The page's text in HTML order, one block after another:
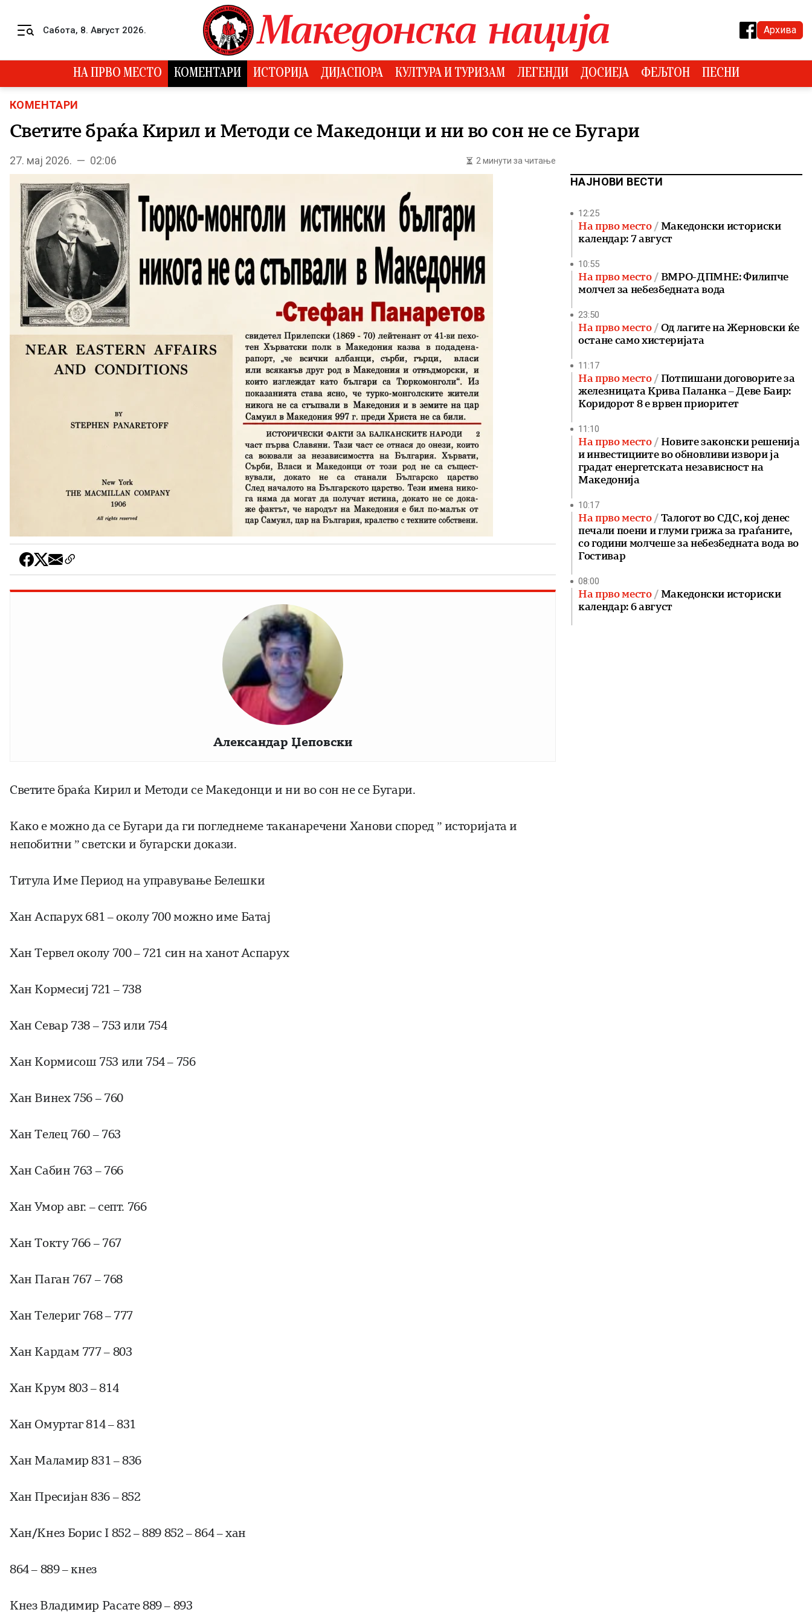
Сабота, 8. Август 2026. Архива
НА ПРВО МЕСТО КОМЕНТАРИ ИСТОРИЈА ДИЈАСПОРА КУЛТУРА И ТУРИЗАМ ЛЕГЕНДИ ДОСИЕЈА ФЕЉТОН ПЕСНИ
КОМЕНТАРИ
Светите браќа Кирил и Методи се Македонци и ни во сон не се Бугари
27. мај 2026. — 02:06 2 минути за читање
Александар Џеповски
Светите браќа Кирил и Методи се Македонци и ни во сон не се Бугари.
Како е можно да се Бугари да ги погледнеме таканаречени Ханови според ” историјата и
непобитни ” светски и бугарски докази.
Титула Име Период на управување Белешки
Хан Аспарух 681 – околу 700 можно име Батај
Хан Тервел околу 700 – 721 син на ханот Аспарух
Хан Кормесиј 721 – 738
Хан Севар 738 – 753 или 754
Хан Кормисош 753 или 754 – 756
Хан Винех 756 – 760
Хан Телец 760 – 763
Хан Сабин 763 – 766
Хан Умор авг. – септ. 766
Хан Токту 766 – 767
Хан Паган 767 – 768
Хан Телериг 768 – 777
Хан Кардам 777 – 803
Хан Крум 803 – 814
Хан Омуртаг 814 – 831
Хан Маламир 831 – 836
Хан Пресијан 836 – 852
Хан/Кнез Борис I 852 – 889 852 – 864 – хан
864 – 889 – кнeз
Кнез Владимир Расате 889 – 893
НАЈНОВИ ВЕСТИ
12:25
На прво место
Македонски историски
календар: 7 август
10:55
На прво место
ВМРО-ДПМНЕ: Филипче
молчел за небезбедната вода
23:50
На прво место
Од лагите на Жерновски ќе
остане само хистеријата
11:17
На прво место
Потпишани договорите за
железницата Крива Паланка – Деве Баир:
Коридорот 8 е врвен приоритет
11:10
На прво место
Новите законски решенија
и инвестициите во обновливи извори ја
градат енергетската независност на
Македонија
10:17
На прво место
Талогот во СДС, кој денес
печали поени и глуми грижа за граѓаните,
со години молчеше за небезбедната вода во
Гостивар
08:00
На прво место
Македонски историски
календар: 6 август